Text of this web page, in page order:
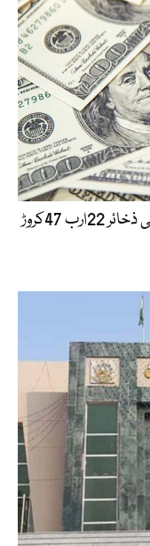
ملکی زرمبادلہ ذخائر میں اضافہ، مجموعی ذخائر 22ارب 47کروڑ